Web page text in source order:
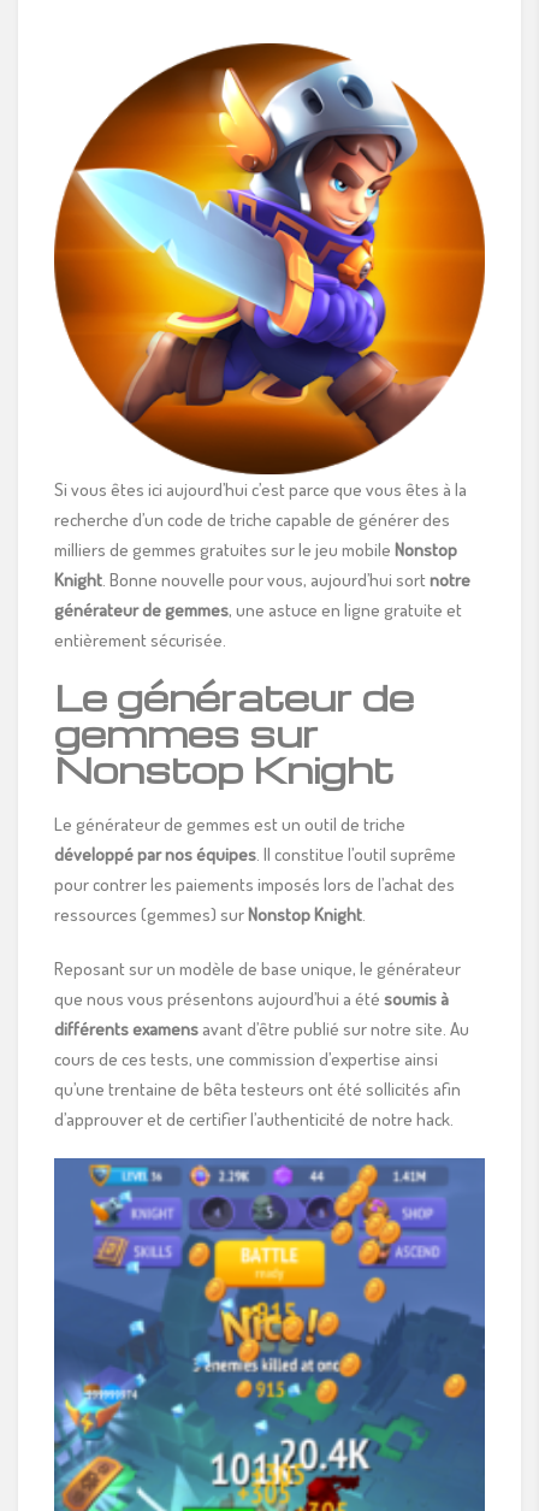
Si vous êtes ici aujourd’hui c’est parce que vous êtes à la
recherche d’un code de triche capable de générer des
milliers de gemmes gratuites sur le jeu mobile Nonstop
Knight. Bonne nouvelle pour vous, aujourd’hui sortnotre
générateur degemmes, une astuce en ligne gratuite et
entièrement sécurisée.
Le générateur de
gemmes sur
Nonstop Knight
Le générateur de gemmes est un outil de triche
développé par nos équipes. Il constitue l’outil suprême
pour contrer les paiements imposés lors de l’achat des
ressources (gemmes) sur Nonstop Knight.
Reposant sur un modèle de base unique, le générateur
que nous vous présentons aujourd’hui a été soumis à
différents examens avant d’être publié sur notre site. Au
cours de ces tests, une commission d’expertise ainsi
qu’une trentaine de bêta testeurs ont été sollicités afin
d’approuver et de certifier l’authenticité de notre hack.